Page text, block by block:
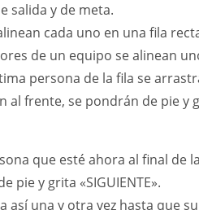
salida y de meta.
cada uno en una fila
de un equipo se alinean
persona de la fila se
al frente, se pondrán de pie y
que esté ahora al final de
pie y grita «SIGUIENTE».
así una y otra vez hasta que